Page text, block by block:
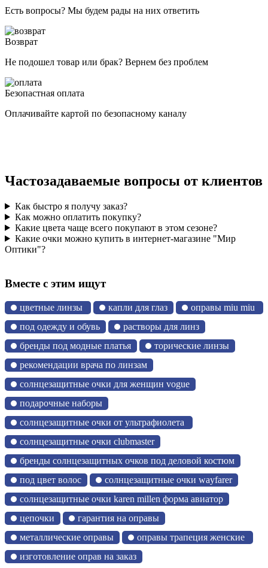
Есть вопросы? Мы будем рады на них ответить
Возврат
Не подошел товар или брак? Вернем без проблем
Безопастная оплата
Оплачивайте картой по безопасному каналу
Частозадаваемые вопросы от клиентов
Как быстро я получу заказ?
Как можно оплатить покупку?
Какие цвета чаще всего покупают в этом сезоне?
Какие очки можно купить в интернет-магазине "Мир
Оптики"?
Вместе с этим ищут
цветные линзы капли для глаз
оправы miu miu
под одежду и обувь
растворы для линз
бренды под модные платья
торические линзы
рекомендации врача по линзам
солнцезащитные очки для женщин vogue
подарочные наборы
солнцезащитные очки от ультрафиолета
солнцезащитные очки clubmaster
бренды солнцезащитных очков под деловой костюм
под цвет волос
солнцезащитные очки wayfarer
солнцезащитные очки karen millen форма авиатор
цепочки
гарантия на оправы
металлические оправы
оправы трапеция женские
изготовление оправ на заказ